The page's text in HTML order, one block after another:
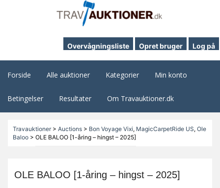
Overvågningsliste Opret bruger Log på
Forside Alle auktioner Kategorier Min konto
Betingelser Resultater Om Travauktioner.dk
Travauktioner> Auctions> Bon Voyage Vixi, MagicCarpetRide US, Ole
Baloo> OLE BALOO [1-åring – hingst – 2025]
OLE BALOO [1-åring – hingst – 2025]